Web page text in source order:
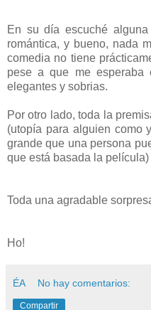
En su día escuché
romántica, y bueno, nada
comedia no tiene
pese a que me esperaba
elegantes y sobrias.
Por otro lado, toda la
(utopía para alguien como
grande que una persona
que está basada la
Toda una agradable
Ho!
ÉA No hay comentarios:
Compartir